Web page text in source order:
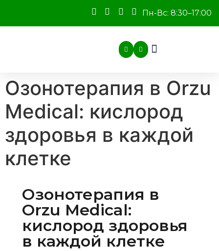
Пн-Вс: 8:30–17:00
Озонотерапия в Orzu
Medical: кислород
здоровья в каждой
клетке
Озонотерапия в
Orzu Medical:
кислород здоровья
в каждой клетке